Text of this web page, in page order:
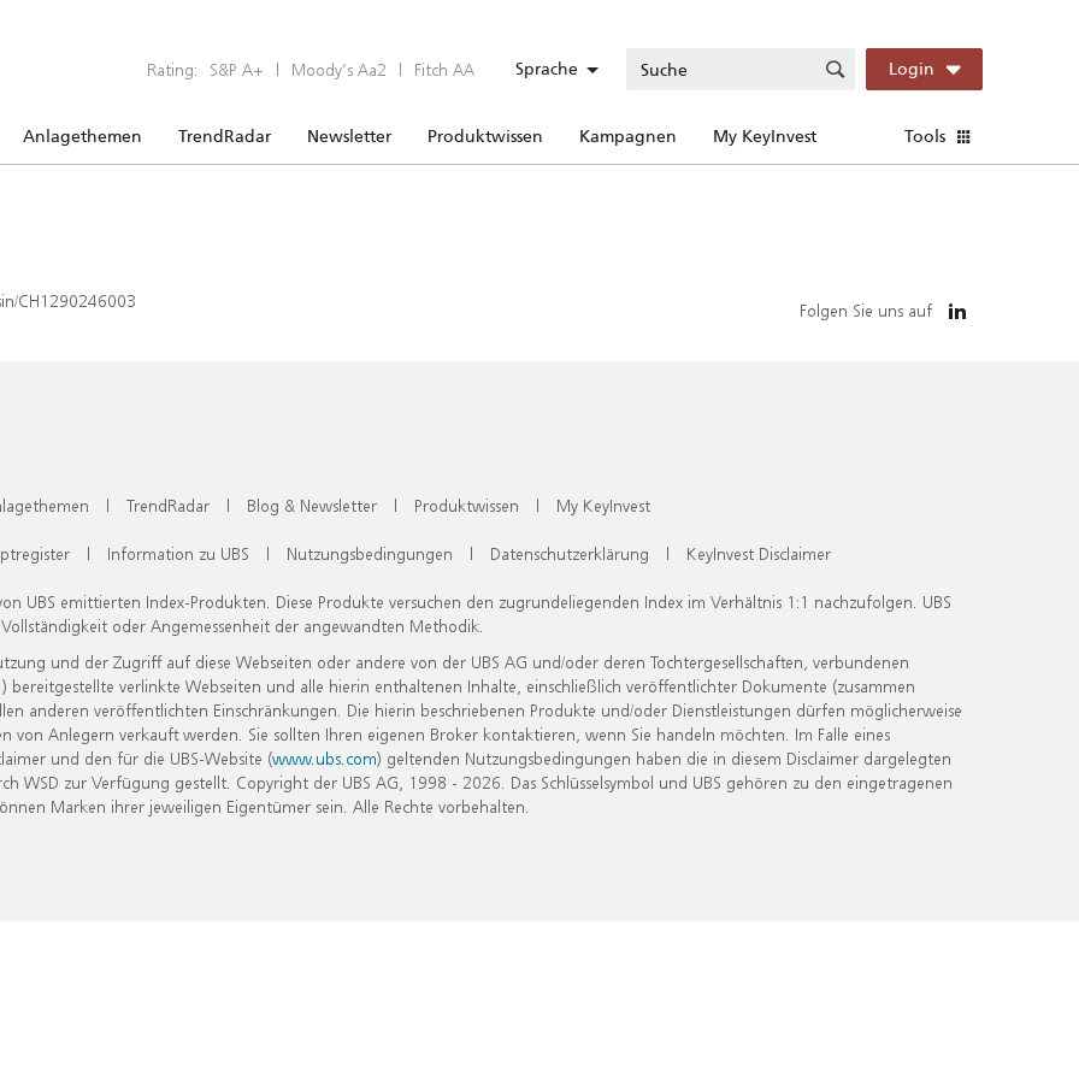
Rating: S&P A+ | Moody’s Aa2 | Fitch AA Sprache Login
Anlagethemen TrendRadar Newsletter Produktwissen Kampagnen My KeyInvest Tools
CH1290246003 Folgen Sie uns auf
| TrendRadar | Blog & Newsletter | Produktwissen | My KeyInvest
| Information zu UBS | Nutzungsbedingungen | Datenschutzerklärung | KeyInvest Disclaimer
UBS emittierten Index-Produkten. Diese Produkte versuchen den zugrundeliegenden Index im Verhältnis 1:1 nachzufolgen. UBS
oder Angemessenheit der angewandten Methodik.
und der Zugriff auf diese Webseiten oder andere von der UBS AG und/oder deren Tochtergesellschaften, verbundenen
verlinkte Webseiten und alle hierin enthaltenen Inhalte, einschließlich veröffentlichter Dokumente (zusammen
anderen veröffentlichten Einschränkungen. Die hierin beschriebenen Produkte und/oder Dienstleistungen dürfen möglicherweise
Anlegern verkauft werden. Sie sollten Ihren eigenen Broker kontaktieren, wenn Sie handeln möchten. Im Falle eines
und den für die UBS-Website (www.ubs.com) geltenden Nutzungsbedingungen haben die in diesem Disclaimer dargelegten
zur Verfügung gestellt. Copyright der UBS AG, 1998 - 2026. Das Schlüsselsymbol und UBS gehören zu den eingetragenen
Marken ihrer jeweiligen Eigentümer sein. Alle Rechte vorbehalten.